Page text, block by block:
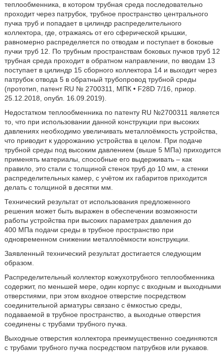
теплообменника, в котором трубная среда последовательно
проходит через патрубок, трубное пространство центрального
пучка труб и попадает в цилиндр распределительного
коллектора, где, отражаясь от его сферической крышки,
равномерно распределяется по отводам и поступает в боковые
пучки труб 12. По трубным пространствам боковых пучков труб 12
трубная среда проходит в обратном направлении, по вводам 13
поступает в цилиндр 15 сборного коллектора 14 и выходит через
патрубок отвода 5 в обратный трубопровод трубной среды
(прототип, патент RU № 2700311, МПК • F28D 7/16, приор.
25.12.2018, опубл. 16.09.2019).
Недостатком теплообменника по патенту RU №2700311 является
то, что при использовании данной конструкции при высоких
давлениях необходимо увеличивать металлоёмкость устройства,
что приводит к удорожанию устройства в целом. При подаче
трубной среды под высоким давлением (выше 5 МПа) приходится
применять материалы, способные его выдерживать – как
правило, это стали с толщиной стенок труб до 10 мм, а стенки
распределительных камер, с учётом их габаритов приходится
делать с толщиной в десятки мм.
Технический результат от использования предложенного
решения может быть выражен в обеспечении возможности
работы устройства при высоких параметрах давления до
400 МПа подачи среды в трубное пространство при
одновременном снижении металлоёмкости конструкции.
Заявленный технический результат достигается следующим
образом.
Распределительный коллектор кожухотрубного теплообменника
содержит, по меньшей мере, один корпус с входным и выходными
отверстиями, при этом входное отверстие посредством
соединительной арматуры связано с ёмкостью среды,
подаваемой в трубное пространство, а выходные отверстия
соединены с трубами трубного пучка.
Выходные отверстия коллектора преимущественно соединяются
с трубами трубного пучка посредством патрубков или рукавов.